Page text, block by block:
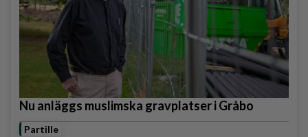
Nu anläggs muslimska gravplatser i Gråbo
Partille